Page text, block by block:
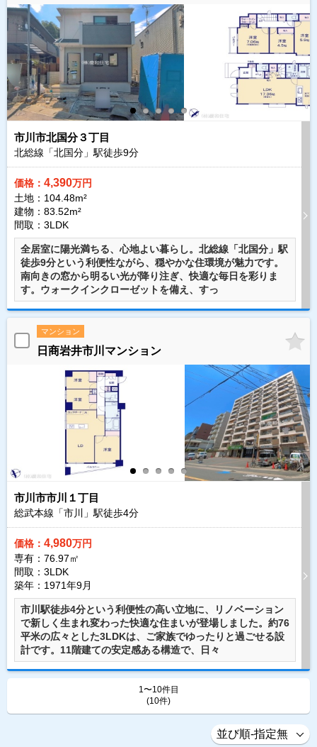
市川市北国分３丁目
北総線「北国分」駅徒歩9分
価格： 4,390万円
土地：104.48m²
建物：83.52m²
間取：3LDK
全居室に陽光満ちる、心地よい暮らし。北総線「北国分」駅
徒歩9分という利便性ながら、穏やかな住環境が魅力です。
南向きの窓から明るい光が降り注ぎ、快適な毎日を彩りま
す。ウォークインクローゼットを備え、すっ
マンション
日商岩井市川マンション
市川市市川１丁目
総武本線「市川」駅徒歩4分
価格： 4,980万円
専有：76.97㎡
間取：3LDK
築年：1971年9月
市川駅徒歩4分という利便性の高い立地に、リノベーション
で新しく生まれ変わった快適な住まいが登場しました。約76
平米の広々とした3LDKは、ご家族でゆったりと過ごせる設
計です。11階建ての安定感ある構造で、日々
1〜10件目
(10件)